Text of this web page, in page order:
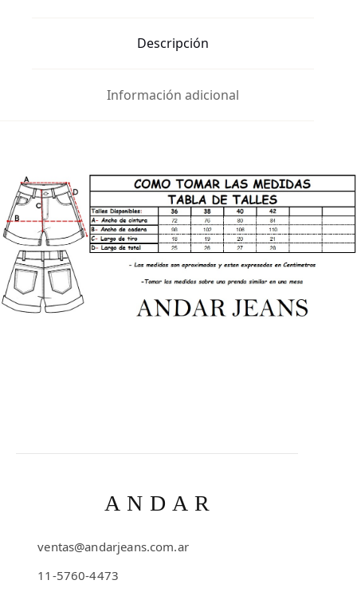
Descripción
Información adicional
ANDAR
ventas@andarjeans.com.ar
11-5760-4473